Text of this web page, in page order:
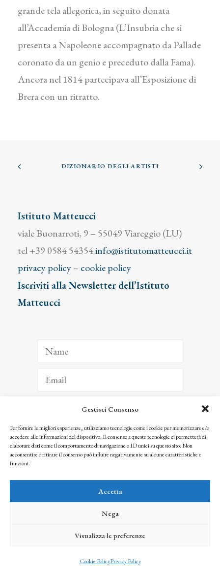
Gestisci Consenso
Per fornire le migliori esperienze, utilizziamo tecnologie come i cookie per memorizzare e/o
accedere alle informazioni del dispositivo. Il consenso a queste tecnologie ci permetterà di
elaborare dati come il comportamento di navigazione o ID unici su questo sito. Non
acconsentire o ritirare il consenso può influire negativamente su alcune caratteristiche e
funzioni.
Accetta
Nega
Visualizza le preferenze
Cookie PolicyPrivacy Policy
grande tela allegorica, in seguito donata
all’Accademia di Bologna (L’Insubria che si
presenta a Napoleone accompagnato da Pallade
coronato da un genio e preceduto dalla Fama).
Ancora nel 1814 partecipava all’Esposizione di
Brera con un ritratto.
DIZIONARIO DEGLI ARTISTI
Istituto Matteucci
viale Buonarroti, 9 – 55049 Viareggio (LU)
tel +39 0584 54354info@istitutomatteucci.it
privacy policy– cookie policy
Iscriviti alla Newsletter dell’Istituto
Matteucci
ISCRIVITI
Facendo clic per iscriverti, riconosci che le tue informazioni saranno trattate
seguendo la nostra Privacy Policy
© 2025 Istituto Matteucci. All right reserved
l’autorizzazione scritta dei proprietari dei diritti e dell’Istituto Matteucci
credits